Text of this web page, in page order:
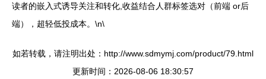
读者的嵌入式诱导关注和转化,收益结合人群标签选对（前端 or后
端），超轻低投成本。\n\
如若转载，请注明出处：http://www.sdmymj.com/product/79.html
更新时间：2026-08-06 18:30:57